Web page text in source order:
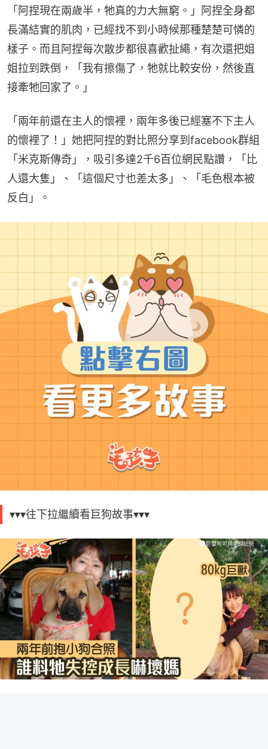
「阿捏現在兩歲半，牠真的力大無窮。」阿捏全身都
長滿結實的肌肉，已經找不到小時候那種楚楚可憐的
樣子。而且阿捏每次散步都很喜歡扯繩，有次還把姐
姐拉到跌倒，「我有擦傷了，牠就比較安份，然後直
接牽牠回家了。」
「兩年前還在主人的懷裡，兩年多後已經塞不下主人
的懷裡了！」她把阿捏的對比照分享到facebook群組
「米克斯傳奇」，吸引多達2千6百位網民點讚，「比
人還大隻」、「這個尺寸也差太多」、「毛色根本被
反白」。
▾▾▾往下拉繼續看巨狗故事▾▾▾